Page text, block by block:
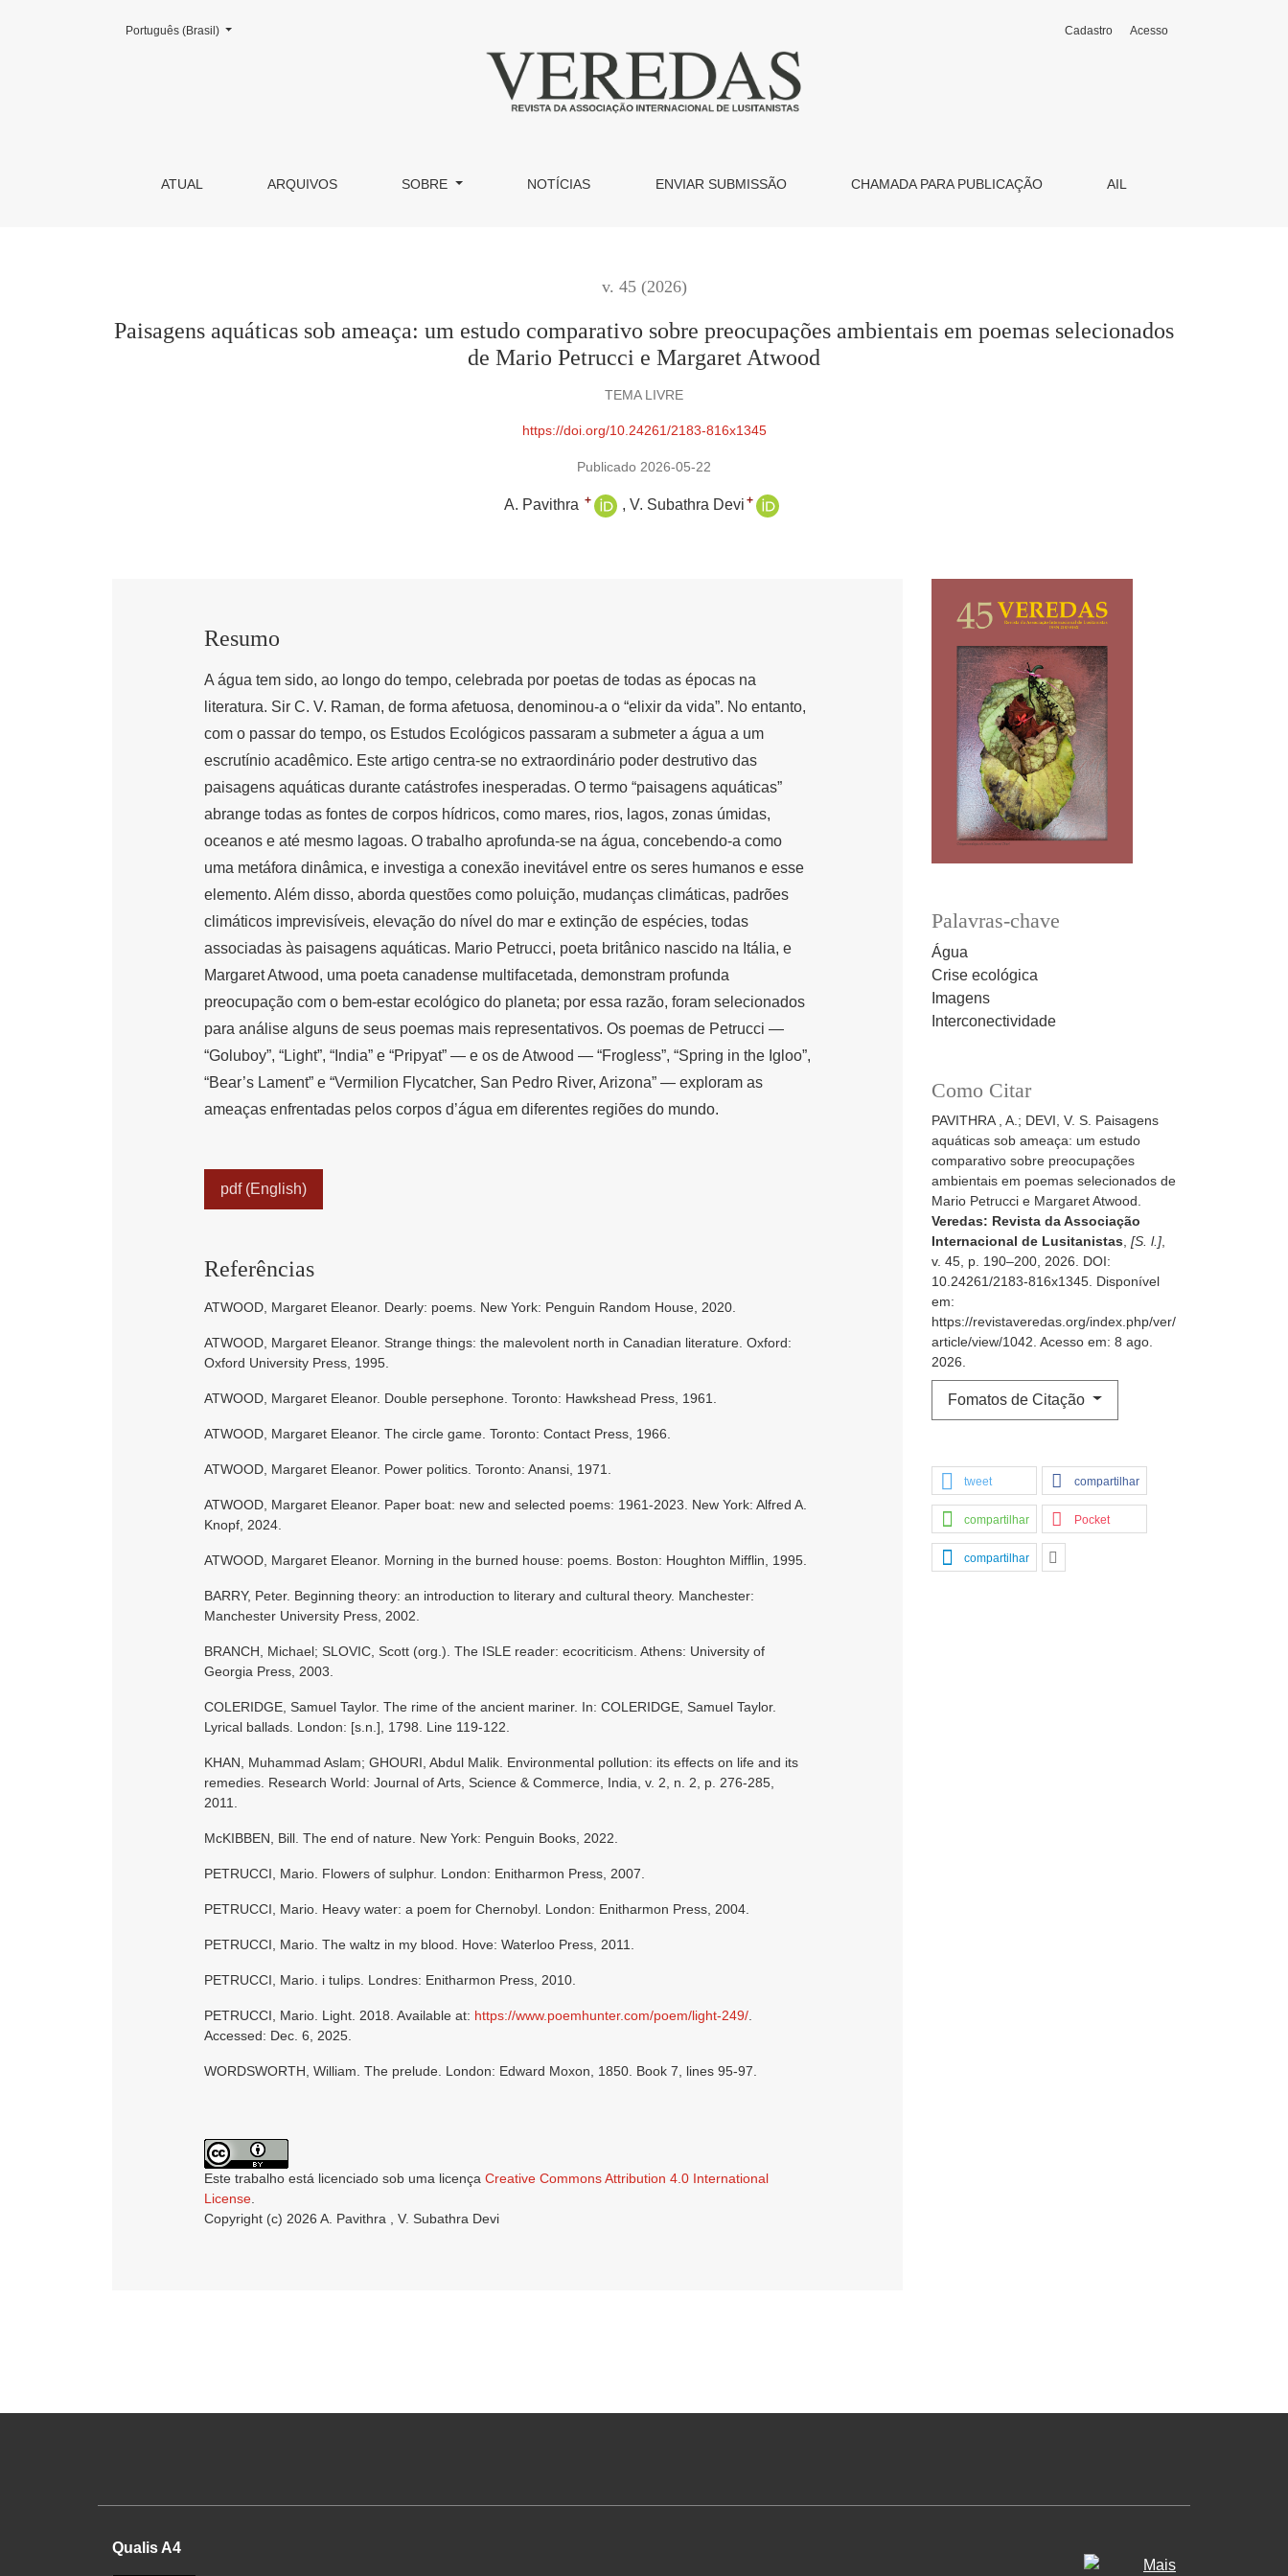
Paisagens aquáticas sob ameaça: um estudo comparativo sobre preocupações ambientais em poemas selecionados de Mario Petrucci e Margaret Atwood
ATUAL ARQUIVOS SOBRE NOTÍCIAS ENVIAR SUBMISSÃO CHAMADA PARA PUBLICAÇÃO AIL
Cadastro Acesso
Mudar o idioma. O atual é:
Português (Brasil)
v. 45 (2026)
Paisagens aquáticas sob ameaça: um estudo comparativo sobre preocupações ambientais em poemas selecionados
de Mario Petrucci e Margaret Atwood
TEMA LIVRE
https://doi.org/10.24261/2183-816x1345
Publicado 2026-05-22
A. Pavithra + V. Subathra Devi +
Palavras-chave
Água
Crise ecológica
Imagens
Interconectividade
Como Citar
PAVITHRA , A.; DEVI, V. S. Paisagens
aquáticas sob ameaça: um estudo
comparativo sobre preocupações
ambientais em poemas selecionados de
Mario Petrucci e Margaret Atwood.
Veredas: Revista da Associação
Internacional de Lusitanistas [S. l.]
v. 45, p. 190–200, 2026. DOI:
10.24261/2183-816x1345. Disponível
em:
https://revistaveredas.org/index.php/ver/
article/view/1042. Acesso em: 8 ago.
2026.
Fomatos de Citação
tweet compartilhar
compartilhar Pocket
compartilhar
Resumo
A água tem sido, ao longo do tempo, celebrada por poetas de todas as épocas na
literatura. Sir C. V. Raman, de forma afetuosa, denominou-a o “elixir da vida”. No entanto,
com o passar do tempo, os Estudos Ecológicos passaram a submeter a água a um
escrutínio acadêmico. Este artigo centra-se no extraordinário poder destrutivo das
paisagens aquáticas durante catástrofes inesperadas. O termo “paisagens aquáticas”
abrange todas as fontes de corpos hídricos, como mares, rios, lagos, zonas úmidas,
oceanos e até mesmo lagoas. O trabalho aprofunda-se na água, concebendo-a como
uma metáfora dinâmica, e investiga a conexão inevitável entre os seres humanos e esse
elemento. Além disso, aborda questões como poluição, mudanças climáticas, padrões
climáticos imprevisíveis, elevação do nível do mar e extinção de espécies, todas
associadas às paisagens aquáticas. Mario Petrucci, poeta britânico nascido na Itália, e
Margaret Atwood, uma poeta canadense multifacetada, demonstram profunda
preocupação com o bem-estar ecológico do planeta; por essa razão, foram selecionados
para análise alguns de seus poemas mais representativos. Os poemas de Petrucci —
“Goluboy”, “Light”, “India” e “Pripyat” — e os de Atwood — “Frogless”, “Spring in the Igloo”,
“Bear’s Lament” e “Vermilion Flycatcher, San Pedro River, Arizona” — exploram as
ameaças enfrentadas pelos corpos d’água em diferentes regiões do mundo.
pdf (English)
Referências
ATWOOD, Margaret Eleanor. Dearly: poems. New York: Penguin Random House, 2020.
ATWOOD, Margaret Eleanor. Strange things: the malevolent north in Canadian literature. Oxford:
Oxford University Press, 1995.
ATWOOD, Margaret Eleanor. Double persephone. Toronto: Hawkshead Press, 1961.
ATWOOD, Margaret Eleanor. The circle game. Toronto: Contact Press, 1966.
ATWOOD, Margaret Eleanor. Power politics. Toronto: Anansi, 1971.
ATWOOD, Margaret Eleanor. Paper boat: new and selected poems: 1961-2023. New York: Alfred A.
Knopf, 2024.
ATWOOD, Margaret Eleanor. Morning in the burned house: poems. Boston: Houghton Mifflin, 1995.
BARRY, Peter. Beginning theory: an introduction to literary and cultural theory. Manchester:
Manchester University Press, 2002.
BRANCH, Michael; SLOVIC, Scott (org.). The ISLE reader: ecocriticism. Athens: University of
Georgia Press, 2003.
COLERIDGE, Samuel Taylor. The rime of the ancient mariner. In: COLERIDGE, Samuel Taylor.
Lyrical ballads. London: [s.n.], 1798. Line 119-122.
KHAN, Muhammad Aslam; GHOURI, Abdul Malik. Environmental pollution: its effects on life and its
remedies. Research World: Journal of Arts, Science & Commerce, India, v. 2, n. 2, p. 276-285,
2011.
McKIBBEN, Bill. The end of nature. New York: Penguin Books, 2022.
PETRUCCI, Mario. Flowers of sulphur. London: Enitharmon Press, 2007.
PETRUCCI, Mario. Heavy water: a poem for Chernobyl. London: Enitharmon Press, 2004.
PETRUCCI, Mario. The waltz in my blood. Hove: Waterloo Press, 2011.
PETRUCCI, Mario. i tulips. Londres: Enitharmon Press, 2010.
PETRUCCI, Mario. Light. 2018. Available at: https://www.poemhunter.com/poem/light-249/
Accessed: Dec. 6, 2025.
WORDSWORTH, William. The prelude. London: Edward Moxon, 1850. Book 7, lines 95-97.
Este trabalho está licenciado sob uma licença Creative Commons Attribution 4.0 International
License
Copyright (c) 2026 A. Pavithra , V. Subathra Devi
Qualis A4